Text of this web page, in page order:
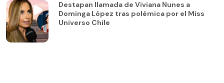
Destapan llamada de Viviana Nunes a
Dominga López tras polémica por el Miss
Universo Chile